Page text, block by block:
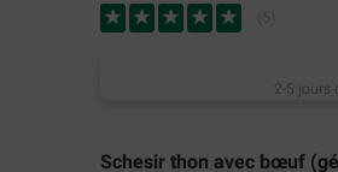
2-5 jours
Schesir thon avec bœuf